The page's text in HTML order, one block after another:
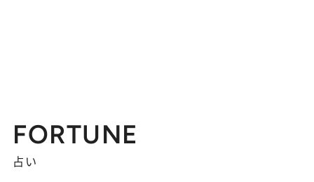
FORTUNE
占い